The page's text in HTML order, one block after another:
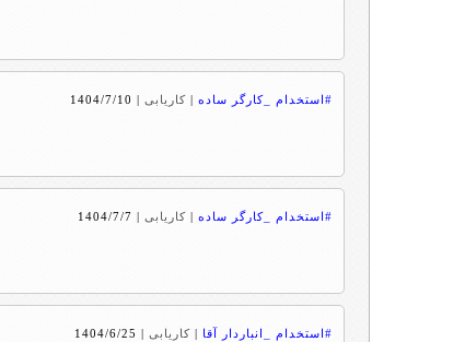
#استخدام _کارگر ساده | کاریابی|
1404/7/10
#استخدام _کارگر ساده | کاریابی|
1404/7/7
#استخدام _انباردار آقا | کاریابی|
1404/6/25